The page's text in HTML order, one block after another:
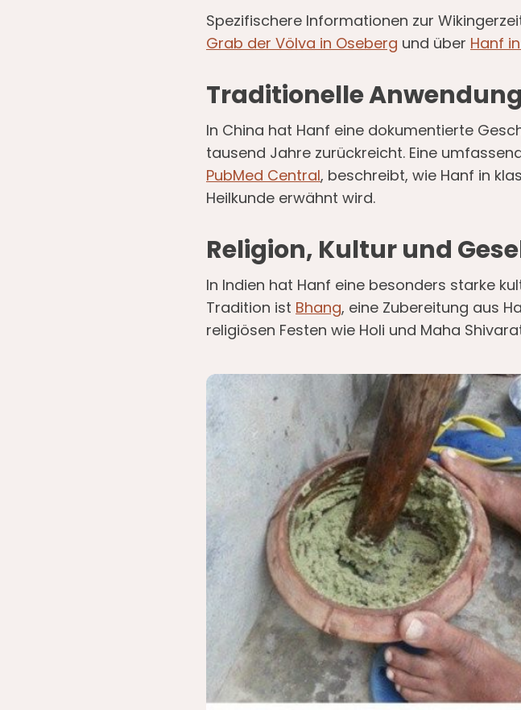
Spezifischere Informationen zur
Grab der Völva in Oseberg und über Hanf
Traditionelle
In China hat Hanf eine dokumentierte
tausend Jahre zurückreicht. Eine
PubMed Central, beschreibt, wie Hanf in
Heilkunde erwähnt wird.
Religion, Kultur und
In Indien hat Hanf eine besonders starke
Tradition ist Bhang, eine Zubereitung aus
religiösen Festen wie Holi und Maha